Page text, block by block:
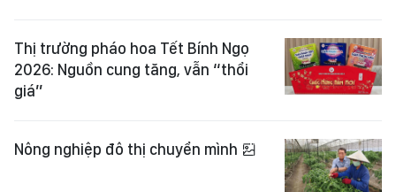
Thị trường pháo hoa Tết Bính Ngọ
2026: Nguồn cung tăng, vẫn “thổi
giá”
Nông nghiệp đô thị chuyển mình